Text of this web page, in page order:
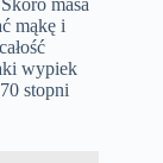
mąkę i
wypiek
stopni